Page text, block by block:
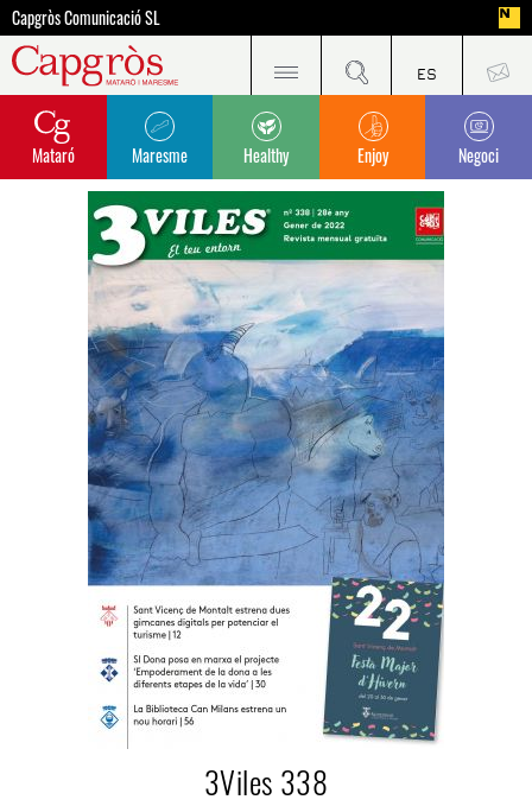
Capgròs Comunicació SL
Mataró Maresme Healthy Enjoy Negoci
3Viles 338